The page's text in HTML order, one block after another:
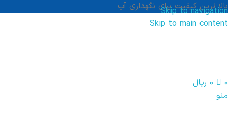
Skip to navigation
Skip to main content
بالا ترین کیفیت برای نگهداری آب
0
0 ریال
منو